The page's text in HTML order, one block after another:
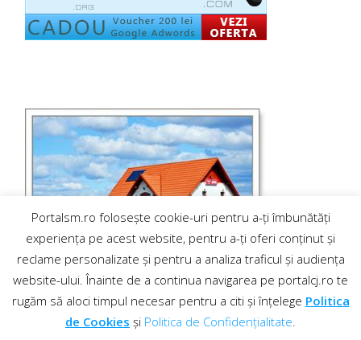
Portalsm.ro folosește cookie-uri pentru a-ți îmbunătăți
experiența pe acest website, pentru a-ți oferi conținut și
reclame personalizate și pentru a analiza traficul și audiența
website-ului. Înainte de a continua navigarea pe portalcj.ro te
rugăm să aloci timpul necesar pentru a citi și înțelege Politica
de Cookies și Politica de Confidențialitate.